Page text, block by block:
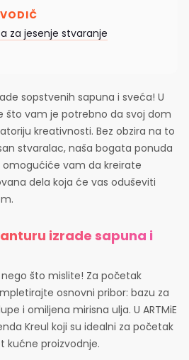
za jesenje stvaranje
sopstvenih sapuna i sveća! U
što vam je potrebno da svoj dom
kreativnosti. Bez obzira na to
stvaralac, naša bogata ponuda
vam da kreirate
dela koja će vas oduševiti
izrade sapuna i
što mislite! Za početak
osnovni pribor: bazu za
i omiljena mirisna ulja. U ARTMiE
Kreul koji su idealni za početak
kućne proizvodnje.